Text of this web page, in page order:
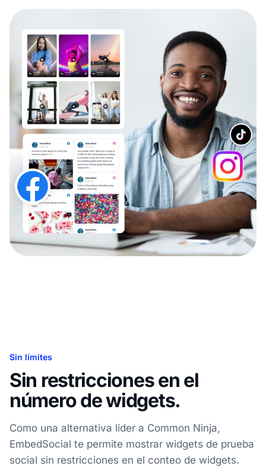
Sin límites
Sin restricciones en el
número de widgets.
Como una alternativa líder a Common Ninja,
EmbedSocial te permite mostrar widgets de prueba
social sin restricciones en el conteo de widgets.